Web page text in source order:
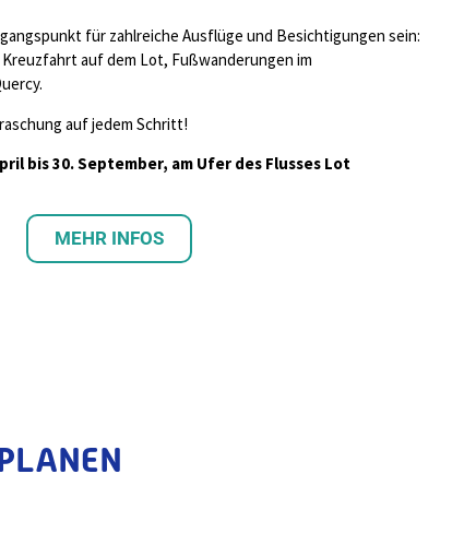
für zahlreiche Ausflüge und Besichtigungen sein:
auf dem Lot, Fußwanderungen im
auf jedem Schritt!
bis 30. September, am Ufer des Flusses Lot
MEHR INFOS